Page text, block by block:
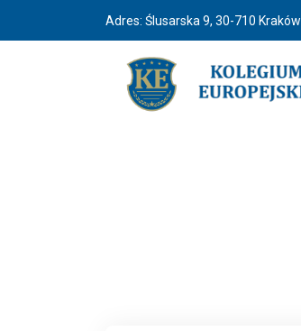
Adres: Ślusarska 9, 30-710 Kraków